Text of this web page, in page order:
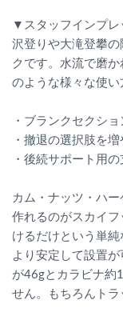
▼スタッフインプレ
沢登りや大滝登攀
クです。水流で磨
のような様々な使い
・ブランクセクシ
・撤退の選択肢を増
・後続サポート用の
カム・ナッツ・ハ
作れるのがスカイ
けるだけという単
より安定して設置
が46gとカラビナ約
せん。もちろんトラ